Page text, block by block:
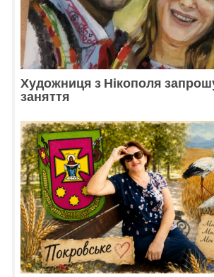
Художниця з Нікополя
заняття